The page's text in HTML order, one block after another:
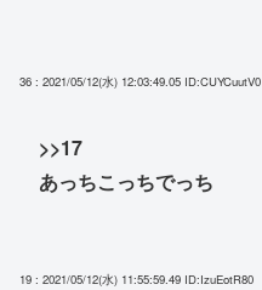
36 : 2021/05/12(水) 12:03:49.05 ID:CUYCuutV0
>>17
あっちこっちでっち
19 : 2021/05/12(水) 11:55:59.49 ID:IzuEotR80